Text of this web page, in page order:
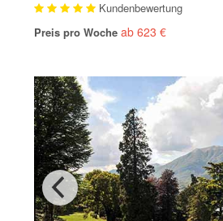
Kundenbewertung
Preis pro Woche ab 623 €